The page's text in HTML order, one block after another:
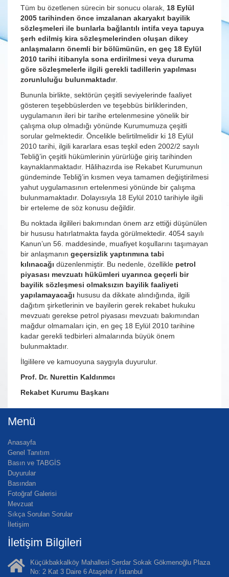
Tüm bu özetlenen sürecin bir sonucu olarak, 18 Eylül
2005 tarihinden önce imzalanan akaryakıt bayilik
sözleşmeleri ile bunlarla bağlantılı intifa veya tapuya
şerh edilmiş kira sözleşmelerinden oluşan dikey
anlaşmaların önemli bir bölümünün, en geç 18 Eylül
2010 tarihi itibarıyla sona erdirilmesi veya duruma
göre sözleşmelerle ilgili gerekli tadillerin yapılması
zorunluluğu bulunmaktadır.
Bununla birlikte, sektörün çeşitli seviyelerinde faaliyet
gösteren teşebbüslerden ve teşebbüs birliklerinden,
uygulamanın ileri bir tarihe ertelenmesine yönelik bir
çalışma olup olmadığı yönünde Kurumumuza çeşitli
sorular gelmektedir. Öncelikle belirtilmelidir ki 18 Eylül
2010 tarihi, ilgili kararlara esas teşkil eden 2002/2 sayılı
Tebliğ’in çeşitli hükümlerinin yürürlüğe giriş tarihinden
kaynaklanmaktadır. Hâlihazırda ise Rekabet Kurumunun
gündeminde Tebliğ’in kısmen veya tamamen değiştirilmesi
yahut uygulamasının ertelenmesi yönünde bir çalışma
bulunmamaktadır. Dolayısıyla 18 Eylül 2010 tarihiyle ilgili
bir erteleme de söz konusu değildir.
Bu noktada ilgilileri bakımından önem arz ettiği düşünülen
bir hususu hatırlatmakta fayda görülmektedir. 4054 sayılı
Kanun’un 56. maddesinde, muafiyet koşullarını taşımayan
bir anlaşmanın geçersizlik yaptırımına tabi
kılınacağı düzenlenmiştir. Bu nedenle, özellikle petrol
piyasası mevzuatı hükümleri uyarınca geçerli bir
bayilik sözleşmesi olmaksızın bayilik faaliyeti
yapılamayacağı hususu da dikkate alındığında, ilgili
dağıtım şirketlerinin ve bayilerin gerek rekabet hukuku
mevzuatı gerekse petrol piyasası mevzuatı bakımından
mağdur olmamaları için, en geç 18 Eylül 2010 tarihine
kadar gerekli tedbirleri almalarında büyük önem
bulunmaktadır.
İlgililere ve kamuoyuna saygıyla duyurulur.
Prof. Dr. Nurettin Kaldırımcı
Rekabet Kurumu Başkanı
Menü
Anasayfa
Genel Tanıtım
Basın ve TABGİS
Duyurular
Basından
Fotoğraf Galerisi
Mevzuat
Sıkça Sorulan Sorular
İletişim
İletişim Bilgileri
Küçükbakkalköy Mahallesi Serdar Sokak Gökmenoğlu Plaza
No: 2 Kat 3 Daire 6 Ataşehir / İstanbul